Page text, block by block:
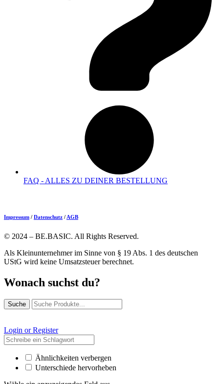
FAQ - ALLES ZU DEINER BESTELLUNG
Impressum / Datenschutz / AGB
© 2024 – BE.BASIC. All Rights Reserved.
Als Kleinunternehmer im Sinne von § 19 Abs. 1 des deutschen
UStG wird keine Umsatzsteuer berechnet.
Wonach suchst du?
Suche
Login or Register
Ähnlichkeiten verbergen
Unterschiede hervorheben